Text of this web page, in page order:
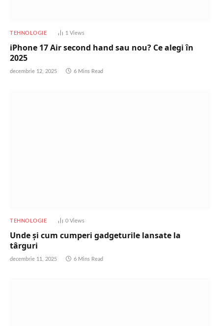
TEHNOLOGIE 1 Views
iPhone 17 Air second hand sau nou? Ce alegi în
2025
decembrie 12, 2025 6 Mins Read
TEHNOLOGIE 0 Views
Unde și cum cumperi gadgeturile lansate la
târguri
decembrie 11, 2025 6 Mins Read